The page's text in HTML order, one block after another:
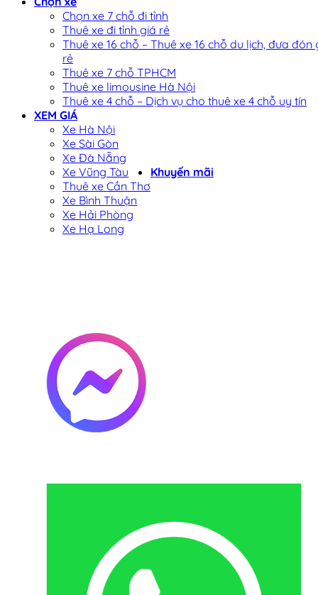
Chọn xe 7 chỗ đi tỉnh
Thuê xe đi tỉnh giá rẻ
Thuê xe 16 chỗ – Thuê xe 16 chỗ du lịch, đưa đón
rẻ
Thuê xe 7 chỗ TPHCM
Thuê xe limousine Hà Nội
Thuê xe 4 chỗ – Dịch vụ cho thuê xe 4 chỗ uy tín
XEM GIÁ
Xe Hà Nội
Xe Sài Gòn
Xe Đà Nẵng
Xe Vũng Tàu
Thuê xe Cần Thơ
Xe Bình Thuận
Xe Hải Phòng
Xe Hạ Long
Khuyến mãi